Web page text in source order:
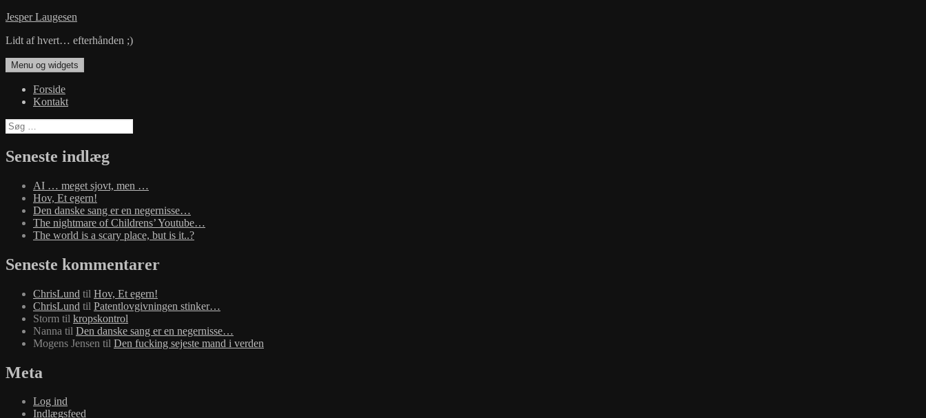
Hop
indhold
Jesper Laugesen
Lidt af hvert… efterhånden ;)
Menu og widgets
Forside
Kontakt
Søg
efter:
Seneste indlæg
AI … meget sjovt, men …
Hov, Et egern!
Den danske sang er en negernisse…
The nightmare of Childrens’ Youtube…
The world is a scary place, but is it..?
Seneste kommentarer
ChrisLund til Hov, Et egern!
ChrisLund til Patentlovgivningen stinker…
Storm til kropskontrol
Nanna til Den danske sang er en negernisse…
Mogens Jensen til Den fucking sejeste mand i verden
Meta
Log ind
Indlægsfeed